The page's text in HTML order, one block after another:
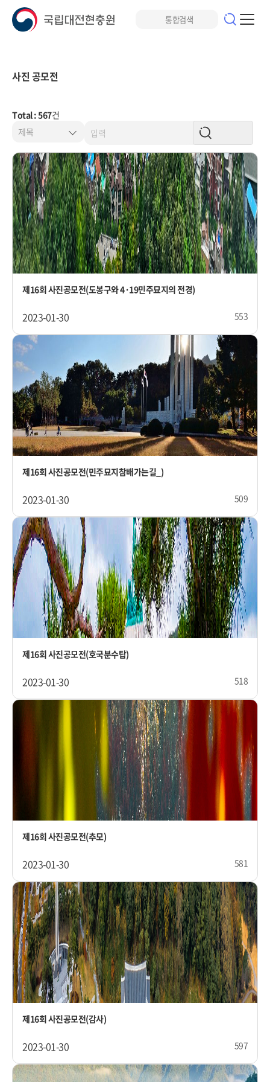
사진 공모전
Total : 567건
제16회 사진공모전(도봉구와 4·19민주묘지의 전경)
2023-01-30 553
제16회 사진공모전(민주묘지참배가는길_)
2023-01-30 509
제16회 사진공모전(호국분수탑)
2023-01-30 518
제16회 사진공모전(추모)
2023-01-30 581
제16회 사진공모전(감사)
2023-01-30 597